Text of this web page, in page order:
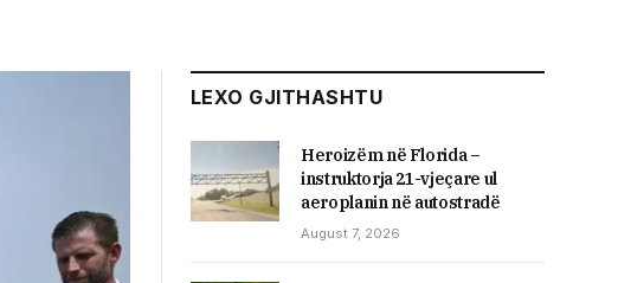
LEXO GJITHASHTU
Heroizëm në Florida –
instruktorja 21-vjeçare ul
aeroplanin në autostradë
August 7, 2026